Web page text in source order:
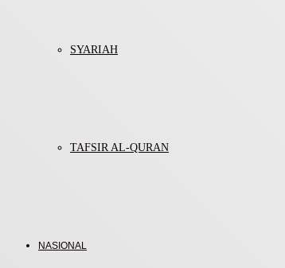
SYARIAH
TAFSIR AL-QURAN
NASIONAL